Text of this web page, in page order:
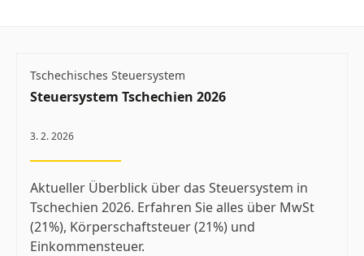
Tschechisches Steuersystem
Steuersystem Tschechien 2026
3. 2. 2026
Aktueller Überblick über das Steuersystem in
Tschechien 2026. Erfahren Sie alles über MwSt
(21%), Körperschaftsteuer (21%) und
Einkommensteuer.